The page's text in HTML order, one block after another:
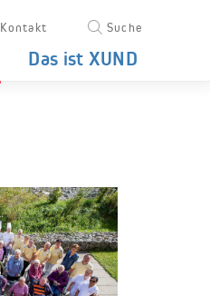
Kontakt Suche
Das ist XUND